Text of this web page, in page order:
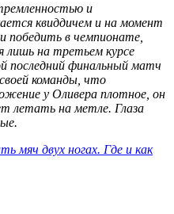
и
квиддичем и на момент
победить в чемпионате,
лишь на третьем курсе
последний финальный матч
команды, что
у Оливера плотное, он
летать на метле. Глаза
мяч двух ногах. Где и как